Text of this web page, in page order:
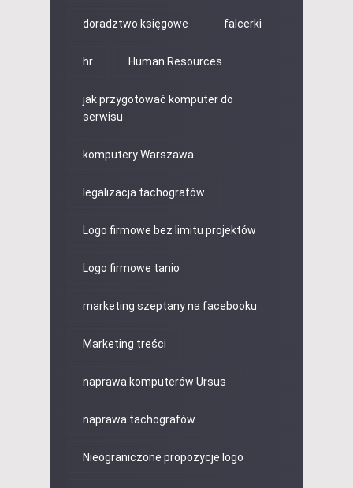
doradztwo księgowe falcerki
hr Human Resources
jak przygotować komputer do
serwisu
komputery Warszawa
legalizacja tachografów
Logo firmowe bez limitu projektów
Logo firmowe tanio
marketing szeptany na facebooku
Marketing treści
naprawa komputerów Ursus
naprawa tachografów
Nieograniczone propozycje logo